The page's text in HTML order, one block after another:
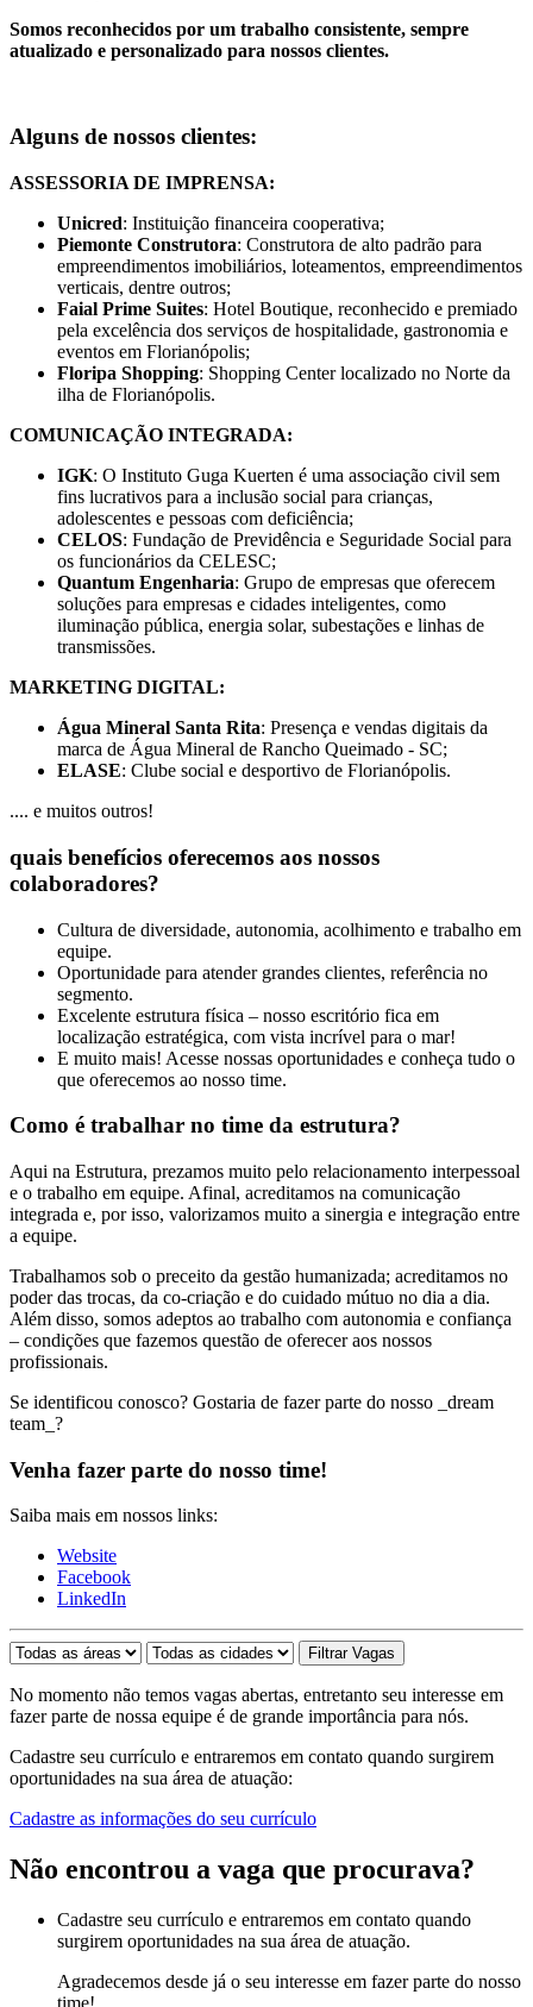
Somos reconhecidos por um trabalho consistente, sempre
atualizado e personalizado para nossos clientes.
Alguns de nossos clientes:
ASSESSORIA DE IMPRENSA:
Unicred: Instituição financeira cooperativa;
Piemonte Construtora: Construtora de alto padrão para
empreendimentos imobiliários, loteamentos, empreendimentos
verticais, dentre outros;
Faial Prime Suites: Hotel Boutique, reconhecido e premiado
pela excelência dos serviços de hospitalidade, gastronomia e
eventos em Florianópolis;
Floripa Shopping: Shopping Center localizado no Norte da
ilha de Florianópolis.
COMUNICAÇÃO INTEGRADA:
IGK: O Instituto Guga Kuerten é uma associação civil sem
fins lucrativos para a inclusão social para crianças,
adolescentes e pessoas com deficiência;
CELOS: Fundação de Previdência e Seguridade Social para
os funcionários da CELESC;
Quantum Engenharia: Grupo de empresas que oferecem
soluções para empresas e cidades inteligentes, como
iluminação pública, energia solar, subestações e linhas de
transmissões.
MARKETING DIGITAL:
Água Mineral Santa Rita: Presença e vendas digitais da
marca de Água Mineral de Rancho Queimado - SC;
ELASE: Clube social e desportivo de Florianópolis.
.... e muitos outros!
quais benefícios oferecemos aos nossos
colaboradores?
Cultura de diversidade, autonomia, acolhimento e trabalho em
equipe.
Oportunidade para atender grandes clientes, referência no
segmento.
Excelente estrutura física – nosso escritório fica em
localização estratégica, com vista incrível para o mar!
E muito mais! Acesse nossas oportunidades e conheça tudo o
que oferecemos ao nosso time.
Como é trabalhar no time da estrutura?
Aqui na Estrutura, prezamos muito pelo relacionamento interpessoal
e o trabalho em equipe. Afinal, acreditamos na comunicação
integrada e, por isso, valorizamos muito a sinergia e integração entre
a equipe.
Trabalhamos sob o preceito da gestão humanizada; acreditamos no
poder das trocas, da co-criação e do cuidado mútuo no dia a dia.
Além disso, somos adeptos ao trabalho com autonomia e confiança
– condições que fazemos questão de oferecer aos nossos
profissionais.
Se identificou conosco? Gostaria de fazer parte do nosso _dream
team_?
Venha fazer parte do nosso time!
Saiba mais em nossos links:
Website
Facebook
LinkedIn
No momento não temos vagas abertas, entretanto seu interesse em
fazer parte de nossa equipe é de grande importância para nós.
Cadastre seu currículo e entraremos em contato quando surgirem
oportunidades na sua área de atuação:
Cadastre as informações do seu currículo
Não encontrou a vaga que procurava?
Cadastre seu currículo e entraremos em contato quando
surgirem oportunidades na sua área de atuação.
Agradecemos desde já o seu interesse em fazer parte do nosso